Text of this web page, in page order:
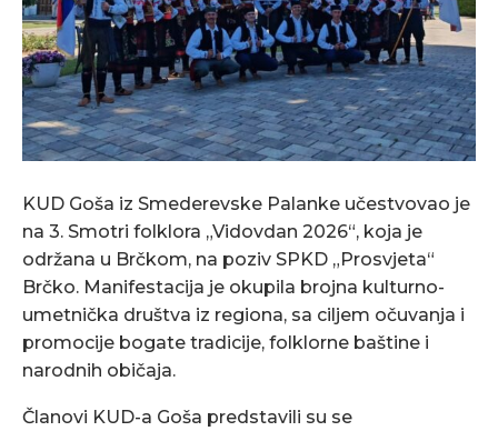
KUD Goša iz Smederevske Palanke učestvovao je
na 3. Smotri folklora „Vidovdan 2026“, koja je
održana u Brčkom, na poziv SPKD „Prosvjeta“
Brčko. Manifestacija je okupila brojna kulturno-
umetnička društva iz regiona, sa ciljem očuvanja i
promocije bogate tradicije, folklorne baštine i
narodnih običaja.
Članovi KUD-a Goša predstavili su se